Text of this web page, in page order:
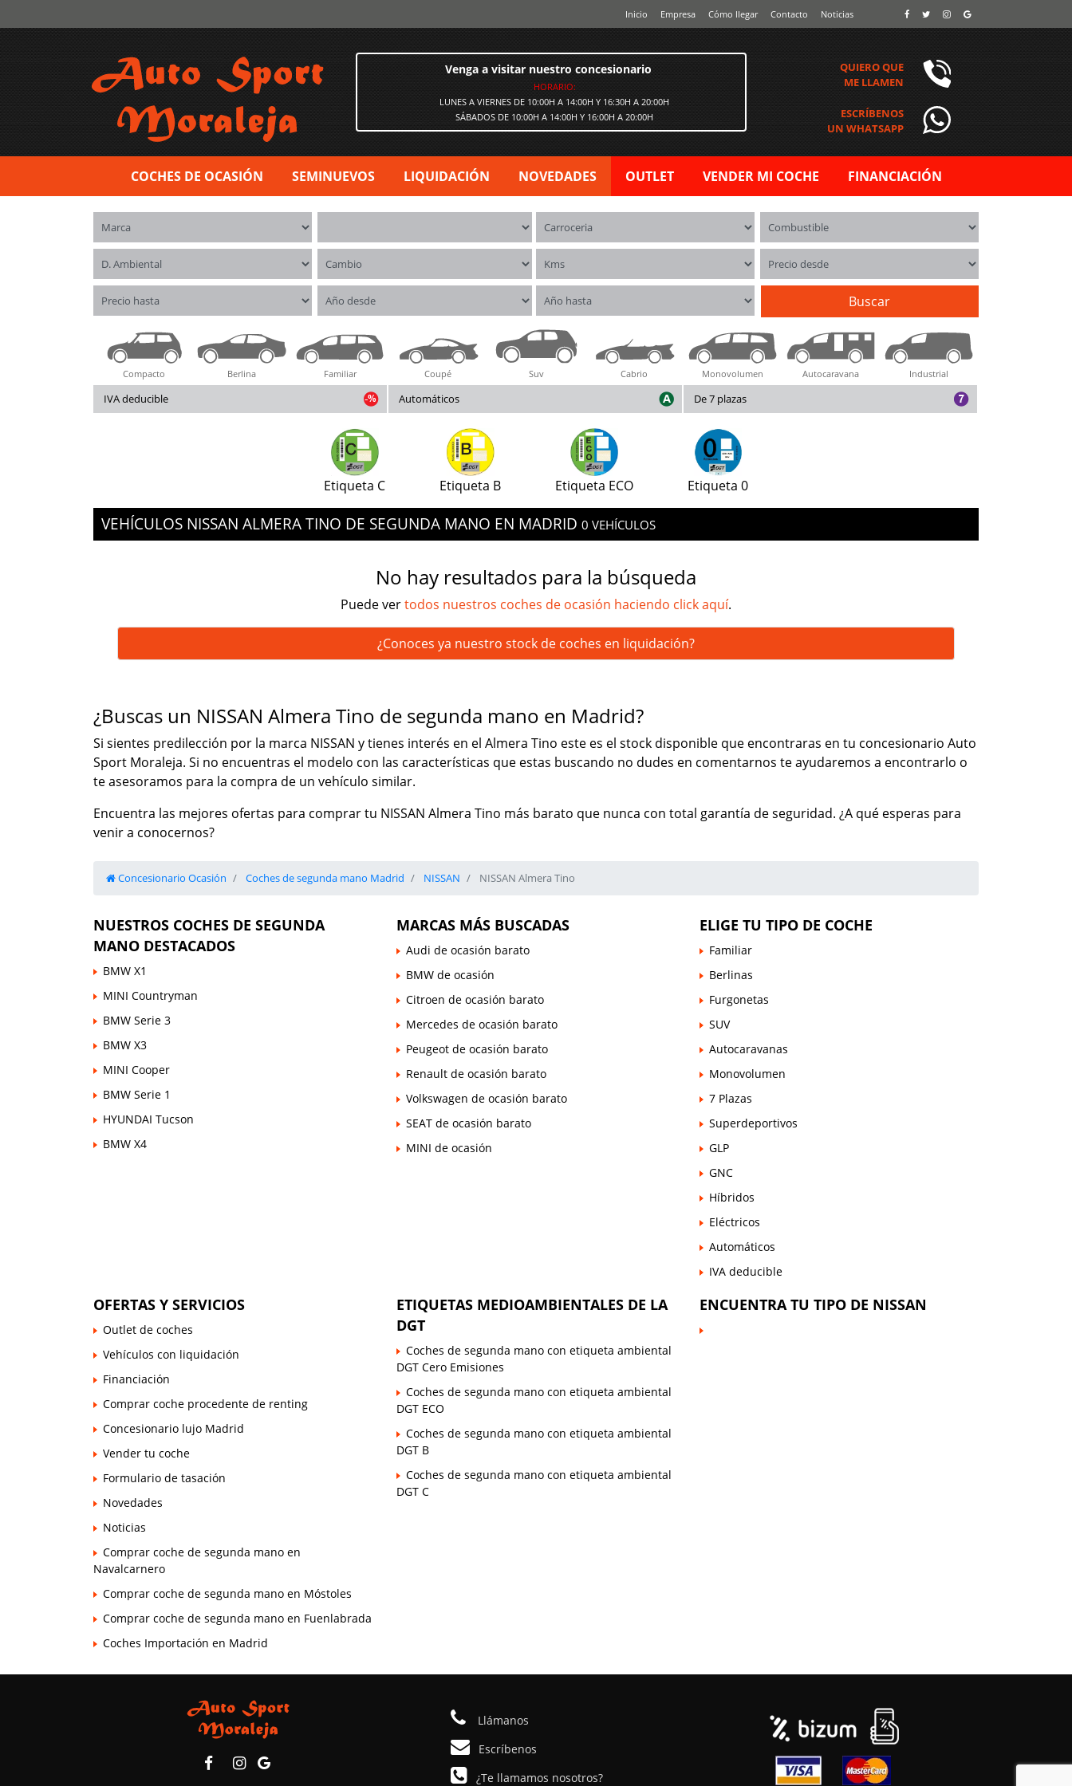
Inicio Empresa Cómo llegar Contacto Noticias
Venga a visitar nuestro concesionario
HORARIO:
LUNES A VIERNES DE 10:00H A 14:00H Y 16:30H A 20:00H
SÁBADOS DE 10:00H A 14:00H Y 16:00H A 20:00H
QUIERO QUE
ME LLAMEN
ESCRÍBENOS
UN WHATSAPP
COCHES DE OCASIÓN SEMINUEVOS LIQUIDACIÓN NOVEDADES OUTLET VENDER MI COCHE FINANCIACIÓN
Marca Carrocerías Combustible
Distintivo ambiental Cambio Kms Precio desde
Precio hasta Año desde Año hasta Buscar
Compacto Berlina Familiar Coupé Suv Cabrio Monovolumen Autocaravana Industrial
IVA deducible Automáticos De 7 plazas
Etiqueta C Etiqueta B Etiqueta ECO Etiqueta 0
VEHÍCULOS NISSAN ALMERA TINO DE SEGUNDA MANO EN MADRID 0 VEHÍCULOS
No hay resultados para la búsqueda
Puede vertodos nuestros coches de ocasión haciendo click aquí.
¿Conoces ya nuestro stock de coches en liquidación?
¿Buscas un NISSAN Almera Tino de segunda mano en Madrid?
Si sientes predilección por la marca NISSAN y tienes interés en el Almera Tino este es el stock disponible que encontraras en tu concesionario Auto
Sport Moraleja. Si no encuentras el modelo con las características que estas buscando no dudes en comentarnos te ayudaremos a encontrarlo o
te asesoramos para la compra de un vehículo similar.
Encuentra las mejores ofertas para comprar tu NISSAN Almera Tino más barato que nunca con total garantía de seguridad. ¿A qué esperas para
venir a conocernos?
Concesionario Ocasión Coches de segunda mano Madrid NISSAN NISSAN Almera Tino
NUESTROS COCHES DE SEGUNDA
MANO DESTACADOS
BMW X1
MINI Countryman
BMW Serie 3
BMW X3
MINI Cooper
BMW Serie 1
HYUNDAI Tucson
BMW X4
MARCAS MÁS BUSCADAS
Audi de ocasión barato
BMW de ocasión
Citroen de ocasión barato
Mercedes de ocasión barato
Peugeot de ocasión barato
Renault de ocasión barato
Volkswagen de ocasión barato
SEAT de ocasión barato
MINI de ocasión
ELIGE TU TIPO DE COCHE
Familiar
Berlinas
Furgonetas
SUV
Autocaravanas
Monovolumen
7 Plazas
Superdeportivos
GLP
GNC
Híbridos
Eléctricos
Automáticos
IVA deducible
OFERTAS Y SERVICIOS
Outlet de coches
Vehículos con liquidación
Financiación
Comprar coche procedente de renting
Concesionario lujo Madrid
Vender tu coche
Formulario de tasación
Novedades
Noticias
Comprar coche de segunda mano en
Navalcarnero
Comprar coche de segunda mano en Móstoles
Comprar coche de segunda mano en Fuenlabrada
Coches Importación en Madrid
ETIQUETAS MEDIOAMBIENTALES DE LA
DGT
Coches de segunda mano con etiqueta ambiental
DGT Cero Emisiones
Coches de segunda mano con etiqueta ambiental
DGT ECO
Coches de segunda mano con etiqueta ambiental
DGT B
Coches de segunda mano con etiqueta ambiental
DGT C
ENCUENTRA TU TIPO DE NISSAN
Llámanos
Escríbenos
¿Te llamamos nosotros?